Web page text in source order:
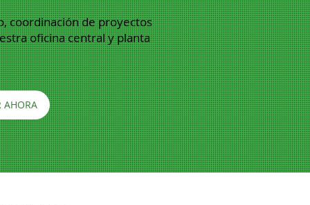
coordinación de proyectos
oficina central y planta
AHORA